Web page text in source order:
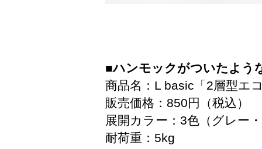
■ハンモックがついたよう
商品名：L basic「2層型エ
販売価格：850円（税込）
展開カラー：3色（グレー
耐荷重：5kg